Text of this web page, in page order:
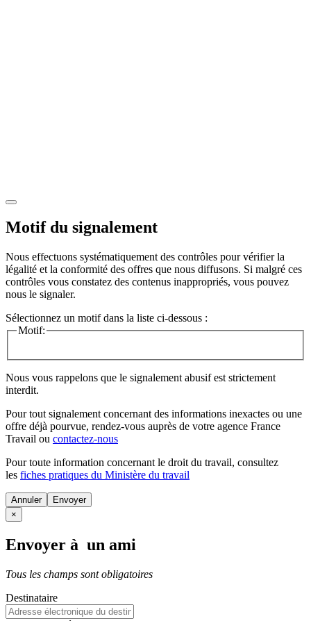
Motif du signalement
Nous effectuons systématiquement des contrôles pour vérifier la
légalité et la conformité des offres que nous diffusons. Si malgré ces
contrôles vous constatez des contenus inappropriés, vous pouvez
nous le signaler.
Sélectionnez un motif dans la liste ci-dessous :
Motif:
Nous vous rappelons que le signalement abusif est strictement
interdit.
Pour tout signalement concernant des informations inexactes ou une
offre déjà pourvue, rendez-vous auprès de votre agence France
Travail ou contactez-nous
Pour toute information concernant le droit du travail, consultez
les fiches pratiques du Ministère du travail
Annuler
×
Envoyer à un ami
Tous les champs sont obligatoires
Destinataire